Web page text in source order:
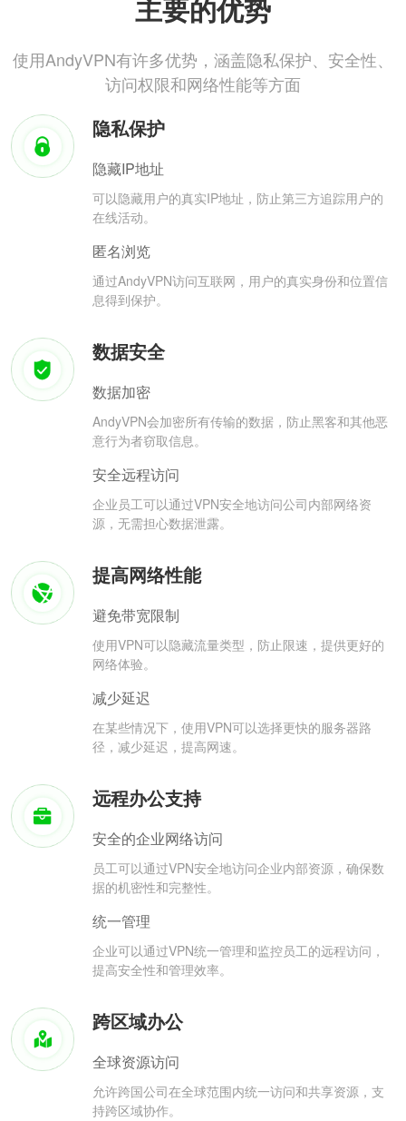
主要的优势
使用AndyVPN有许多优势，涵盖隐私保护、安全性、
访问权限和网络性能等方面
隐私保护
隐藏IP地址
可以隐藏用户的真实IP地址，防止第三方追踪用户的
在线活动。
匿名浏览
通过AndyVPN访问互联网，用户的真实身份和位置信
息得到保护。
数据安全
数据加密
AndyVPN会加密所有传输的数据，防止黑客和其他恶
意行为者窃取信息。
安全远程访问
企业员工可以通过VPN安全地访问公司内部网络资
源，无需担心数据泄露。
提高网络性能
避免带宽限制
使用VPN可以隐藏流量类型，防止限速，提供更好的
网络体验。
减少延迟
在某些情况下，使用VPN可以选择更快的服务器路
径，减少延迟，提高网速。
远程办公支持
安全的企业网络访问
员工可以通过VPN安全地访问企业内部资源，确保数
据的机密性和完整性。
统一管理
企业可以通过VPN统一管理和监控员工的远程访问，
提高安全性和管理效率。
跨区域办公
全球资源访问
允许跨国公司在全球范围内统一访问和共享资源，支
持跨区域协作。